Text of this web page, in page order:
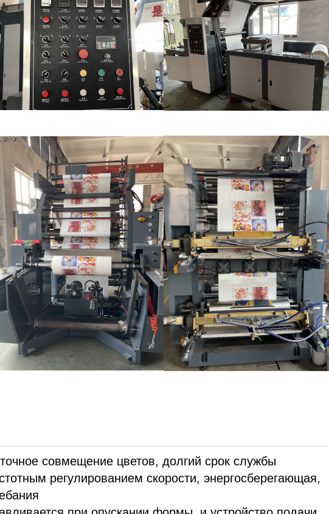
совмещение цветов, долгий срок службы
регулированием скорости, энергосберегающая,